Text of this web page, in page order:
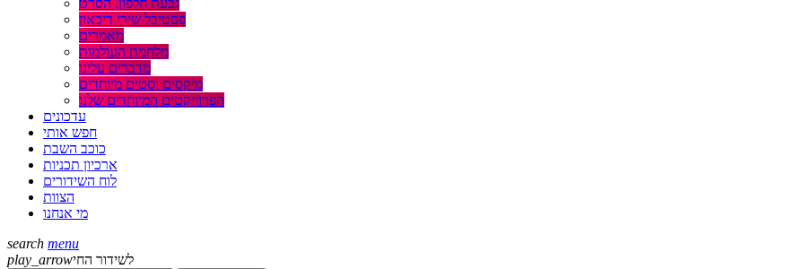
גבעת חלפון, הסרט
פסטיבל שירי דיכאון
מאמרים
מלחמת העולמות
מדברים עלינו
מיקסים וסטים מיוחדים
הפרוייקטים המיוחדים שלנו
עדכונים
חפש אותי
כוכב השבת
ארכיון תכניות
לוח השידורים
הצוות
מי אנחנו
search menu
play_arrowלשידור החי